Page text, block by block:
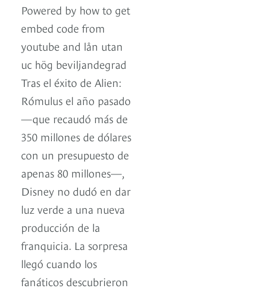
Powered by how to get
embed code from
youtube and lån utan
uc hög beviljandegrad
Tras el éxito de Alien:
Rómulus el año pasado
—que recaudó más de
350 millones de dólares
con un presupuesto de
apenas 80 millones—,
Disney no dudó en dar
luz verde a una nueva
producción de la
franquicia. La sorpresa
llegó cuando los
fanáticos descubrieron